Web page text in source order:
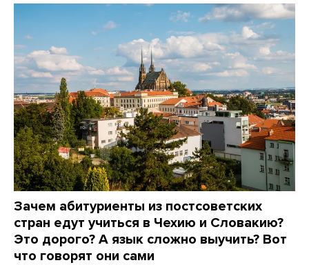
Зачем абитуриенты из постсоветских
стран едут учиться в Чехию и Словакию?
Это дорого? А язык сложно выучить? Вот
что говорят они сами